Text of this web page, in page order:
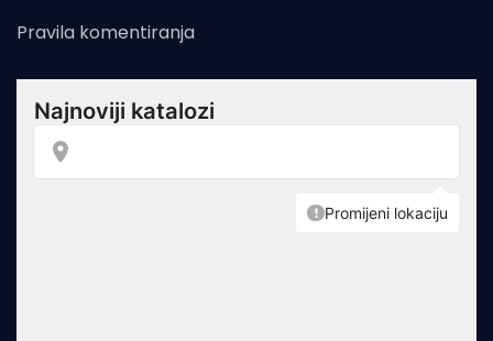
Pravila komentiranja